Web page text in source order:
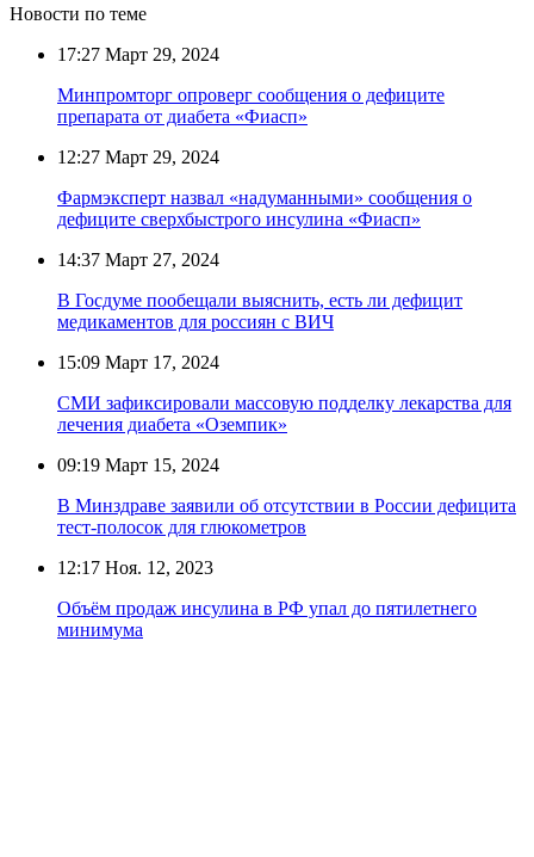
Новости по теме
17:27 Март 29, 2024
Минпромторг опроверг сообщения о дефиците
препарата от диабета «Фиасп»
12:27 Март 29, 2024
Фармэксперт назвал «надуманными» сообщения о
дефиците сверхбыстрого инсулина «Фиасп»
14:37 Март 27, 2024
В Госдуме пообещали выяснить, есть ли дефицит
медикаментов для россиян с ВИЧ
15:09 Март 17, 2024
СМИ зафиксировали массовую подделку лекарства для
лечения диабета «Оземпик»
09:19 Март 15, 2024
В Минздраве заявили об отсутствии в России дефицита
тест-полосок для глюкометров
12:17 Ноя. 12, 2023
Объём продаж инсулина в РФ упал до пятилетнего
минимума